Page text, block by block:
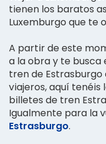
tienen los baratos
Luxemburgo que te
A partir de este
a la obra y te
tren de Estrasburgo
viajeros, aquí tenéis
billetes de tren
Igualmente para la
Estrasburgo.